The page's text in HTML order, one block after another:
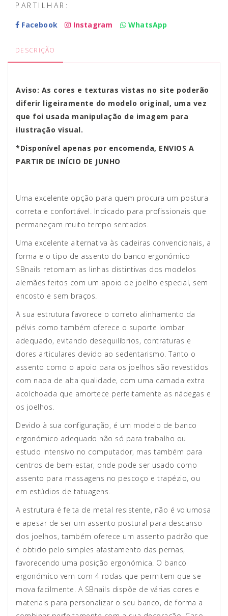
PARTILHAR:
Facebook
Instagram WhatsApp
DESCRIÇÃO
Aviso: As cores e texturas vistas no site poderão
diferir ligeiramente do modelo original, uma vez
que foi usada manipulação de imagem para
ilustração visual.
*Disponível apenas por encomenda, ENVIOS A
PARTIR DE INÍCIO DE JUNHO
Uma excelente opção para quem procura um postura
correta e confortável. Indicado para profissionais que
permaneçam muito tempo sentados.
Uma excelente alternativa às cadeiras convencionais, a
forma e o tipo de assento do banco ergonómico
SBnails retomam as linhas distintivas dos modelos
alemães feitos com um apoio de joelho especial, sem
encosto e sem braços.
A sua estrutura favorece o correto alinhamento da
pélvis como também oferece o suporte lombar
adequado, evitando desequilíbrios, contraturas e
dores articulares devido ao sedentarismo. Tanto o
assento como o apoio para os joelhos são revestidos
com napa de alta qualidade, com uma camada extra
acolchoada que amortece perfeitamente as nádegas e
os joelhos.
Devido à sua configuração, é um modelo de banco
ergonómico adequado não só para trabalho ou
estudo intensivo no computador, mas também para
centros de bem-estar, onde pode ser usado como
assento para massagens no pescoço e trapézio, ou
em estúdios de tatuagens.
A estrutura é feita de metal resistente, não é volumosa
e apesar de ser um assento postural para descanso
dos joelhos, também oferece um assento padrão que
é obtido pelo simples afastamento das pernas,
favorecendo uma posição ergonómica. O banco
ergonómico vem com 4 rodas que permitem que se
mova facilmente. A SBnails dispõe de várias cores e
materiais para personalizar o seu banco, de forma a